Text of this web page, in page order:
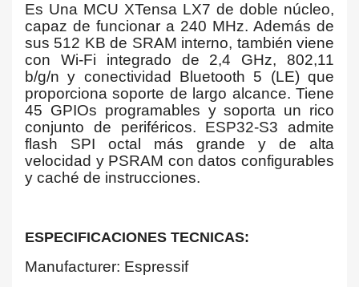
Es Una MCU XTensa LX7 de doble núcleo,
capaz de funcionar a 240 MHz. Además de
sus 512 KB de SRAM interno, también viene
con Wi-Fi integrado de 2,4 GHz, 802,11
b/g/n y conectividad Bluetooth 5 (LE) que
proporciona soporte de largo alcance. Tiene
45 GPIOs programables y soporta un rico
conjunto de periféricos. ESP32-S3 admite
flash SPI octal más grande y de alta
velocidad y PSRAM con datos configurables
y caché de instrucciones.
ESPECIFICACIONES TECNICAS:
Manufacturer: Espressif